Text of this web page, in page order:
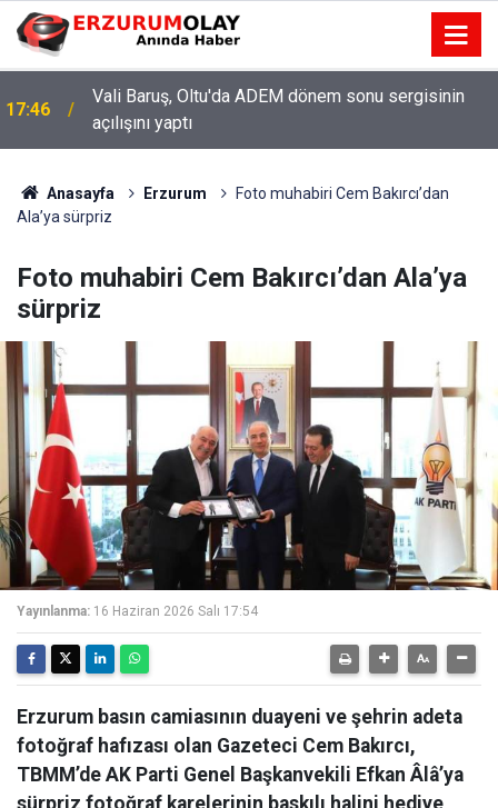
17:46
Vali Baruş, Oltu'da ADEM dönem sonu sergisinin
açılışını yaptı
Anasayfa Erzurum
Foto muhabiri Cem Bakırcı’dan
Ala’ya sürpriz
Foto muhabiri Cem Bakırcı’dan Ala’ya
sürpriz
Yayınlanma: 16 Haziran 2026 Salı 17:54
Erzurum basın camiasının duayeni ve şehrin adeta
fotoğraf hafızası olan Gazeteci Cem Bakırcı,
TBMM’de AK Parti Genel Başkanvekili Efkan Âlâ’ya
sürpriz fotoğraf karelerinin baskılı halini hediye